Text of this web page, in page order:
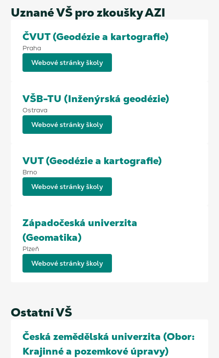
Uznané VŠ pro zkoušky AZI
ČVUT (Geodézie a kartografie)
Praha
Webové stránky školy
VŠB-TU (Inženýrská geodézie)
Ostrava
Webové stránky školy
VUT (Geodézie a kartografie)
Brno
Webové stránky školy
Západočeská univerzita
(Geomatika)
Plzeň
Webové stránky školy
Ostatní VŠ
Česká zemědělská univerzita (Obor:
Krajinné a pozemkové úpravy)